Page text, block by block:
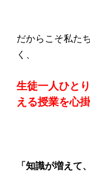
だからこそ私た
く、
生徒一人ひと
える授業を心
「知識が増えて